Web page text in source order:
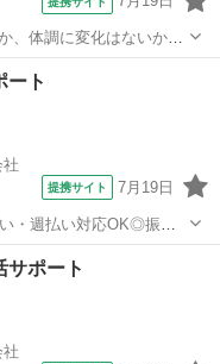
、体調に変化はないかを
交換やトイレへの誘導。
替えサポート。 コール対
ート
提携サイト 7月19日
最安級です♪ ＊スタ
相談には即対応！小さ
サポート